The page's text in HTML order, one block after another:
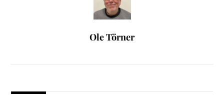
Ole Törner